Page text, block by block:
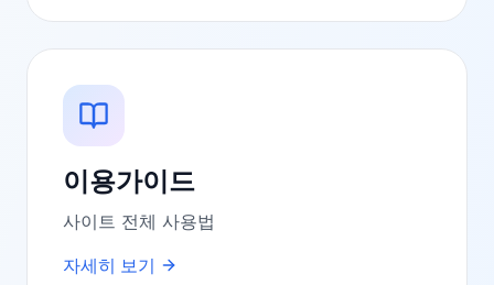
이용가이드
사이트 전체 사용법
자세히 보기